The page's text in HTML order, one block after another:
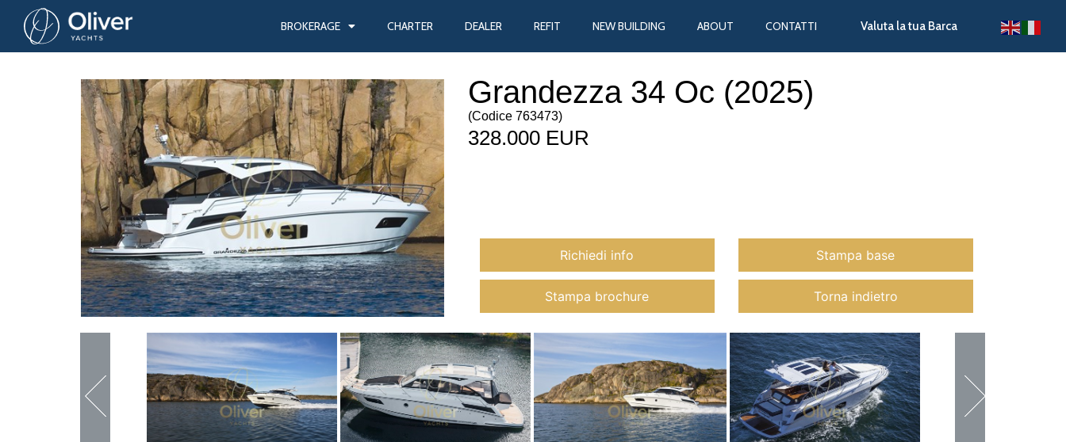
BROKERAGE CHARTER DEALER REFIT NEW BUILDING ABOUT CONTATTI Valuta la tua Barca
Grandezza 34 Oc (2025)
(Codice 763473)
328.000 EUR
Richiedi info Stampa base
Stampa brochure Torna indietro